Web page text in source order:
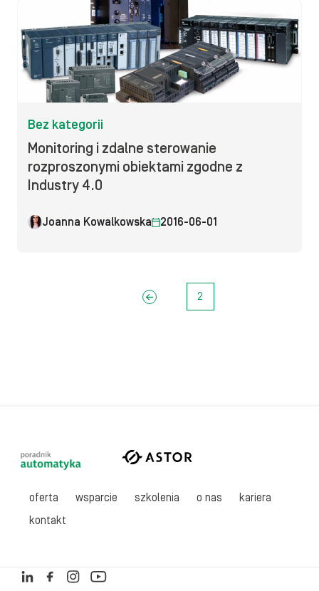
Bez kategorii
Monitoring i zdalne sterowanie
rozproszonymi obiektami zgodne z
Industry 4.0
Joanna Kowalkowska 2016-06-01
Poprzednie 2
oferta wsparcie szkolenia o nas
kariera
kontakt